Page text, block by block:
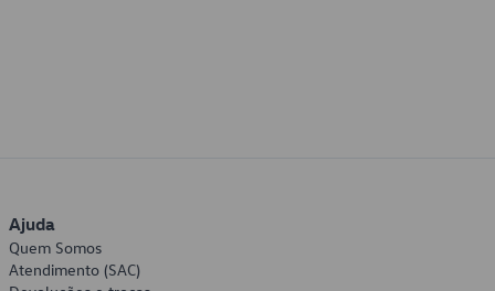
Ajuda
Quem Somos
Atendimento (SAC)